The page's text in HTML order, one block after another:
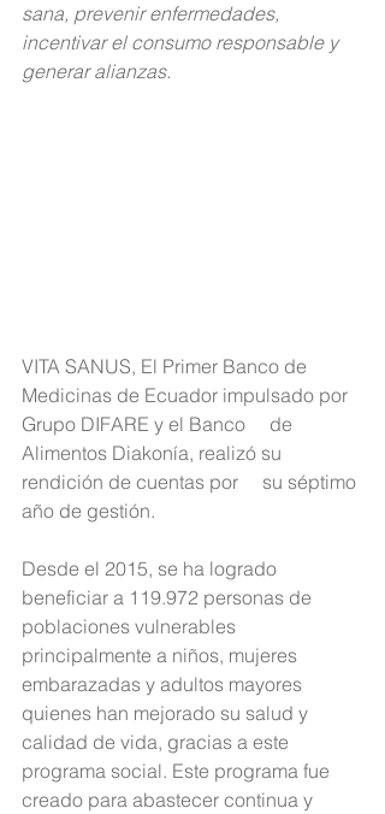
sana, prevenir enfermedades,
incentivar el consumo responsable y
generar alianzas.
VITA SANUS, El Primer Banco de
Medicinas de Ecuador impulsado por
Grupo DIFARE y el Banco     de
Alimentos Diakonía, realizó su
rendición de cuentas por     su séptimo
año de gestión.
Desde el 2015, se ha logrado
beneficiar a 119.972 personas de
poblaciones vulnerables
principalmente a niños, mujeres
embarazadas y adultos mayores
quienes han mejorado su salud y
calidad de vida, gracias a este
programa social. Este programa fue
creado para abastecer continua y